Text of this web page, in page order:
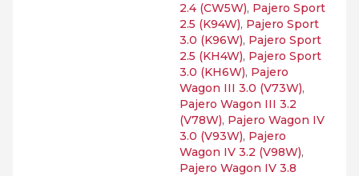
2.4 (CW5W), Pajero Sport
2.5 (K94W), Pajero Sport
3.0 (K96W), Pajero Sport
2.5 (KH4W), Pajero Sport
3.0 (KH6W), Pajero
Wagon III 3.0 (V73W),
Pajero Wagon III 3.2
(V78W), Pajero Wagon IV
3.0 (V93W), Pajero
Wagon IV 3.2 (V98W),
Pajero Wagon IV 3.8